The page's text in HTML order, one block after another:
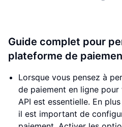
Guide complet pour
plateforme de
Lorsque vous pensez à
de paiement en ligne
API est essentielle. En
il est important de